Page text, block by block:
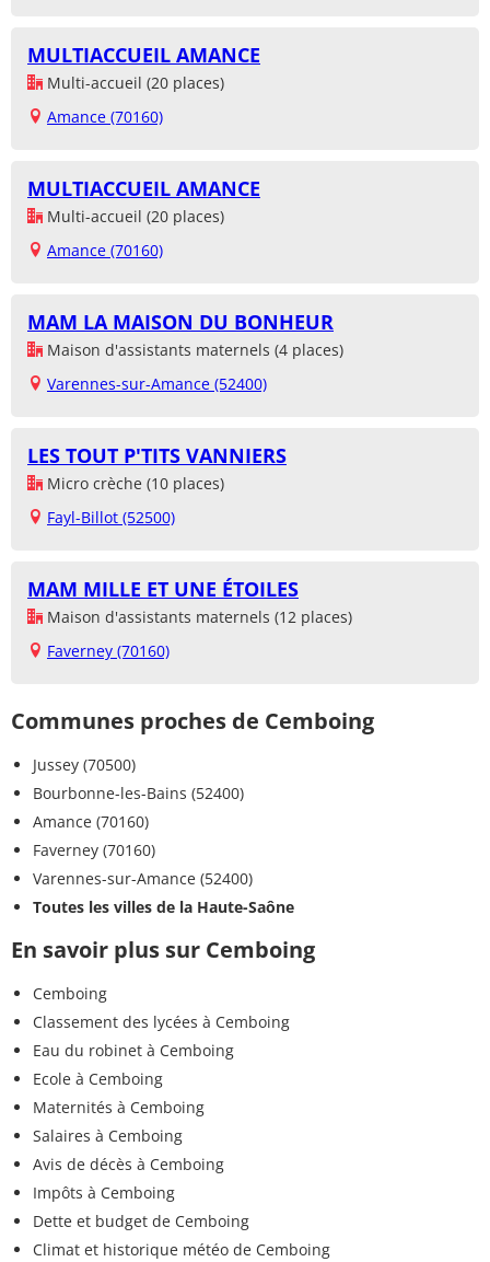
MULTIACCUEIL AMANCE
Multi-accueil (20 places)
Amance (70160)
MULTIACCUEIL AMANCE
Multi-accueil (20 places)
Amance (70160)
MAM LA MAISON DU BONHEUR
Maison d'assistants maternels (4 places)
Varennes-sur-Amance (52400)
LES TOUT P'TITS VANNIERS
Micro crèche (10 places)
Fayl-Billot (52500)
MAM MILLE ET UNE ÉTOILES
Maison d'assistants maternels (12 places)
Faverney (70160)
Communes proches de Cemboing
Jussey (70500)
Bourbonne-les-Bains (52400)
Amance (70160)
Faverney (70160)
Varennes-sur-Amance (52400)
Toutes les villes de la Haute-Saône
En savoir plus sur Cemboing
Cemboing
Classement des lycées à Cemboing
Eau du robinet à Cemboing
Ecole à Cemboing
Maternités à Cemboing
Salaires à Cemboing
Avis de décès à Cemboing
Impôts à Cemboing
Dette et budget de Cemboing
Climat et historique météo de Cemboing